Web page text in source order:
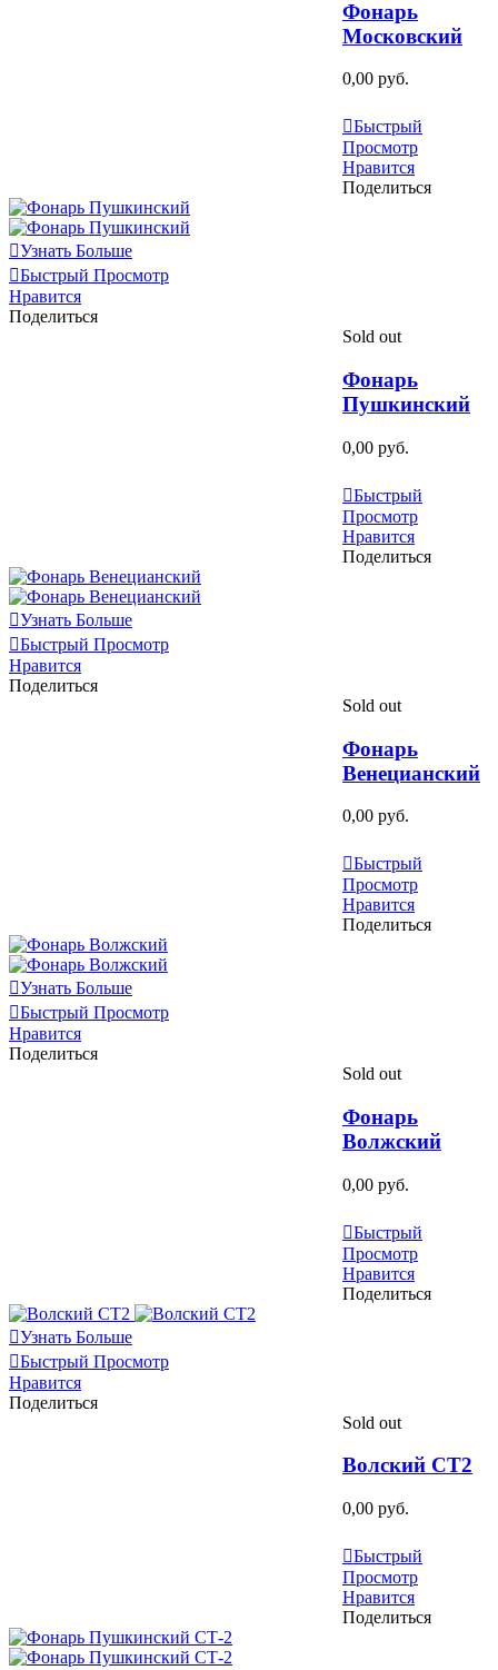
Фонарь
Московский
0,00 руб.
Быстрый
Просмотр
Нравится
Поделиться
Узнать Больше
Быстрый Просмотр
Нравится
Поделиться
Sold out
Фонарь
Пушкинский
0,00 руб.
Быстрый
Просмотр
Нравится
Поделиться
Узнать Больше
Быстрый Просмотр
Нравится
Поделиться
Sold out
Фонарь
Венецианский
0,00 руб.
Быстрый
Просмотр
Нравится
Поделиться
Узнать Больше
Быстрый Просмотр
Нравится
Поделиться
Sold out
Фонарь
Волжский
0,00 руб.
Быстрый
Просмотр
Нравится
Поделиться
Узнать Больше
Быстрый Просмотр
Нравится
Поделиться
Sold out
Волский СТ2
0,00 руб.
Быстрый
Просмотр
Нравится
Поделиться